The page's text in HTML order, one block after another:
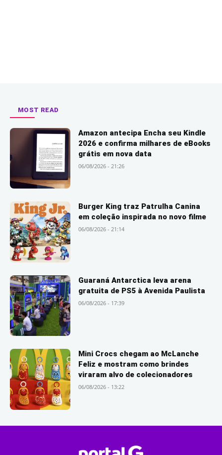
MOST READ
Amazon antecipa Encha seu Kindle
2026 e confirma milhares de eBooks
grátis em nova data
06/08/2026 - 21:26
Burger King traz Patrulha Canina
em coleção inspirada no novo filme
06/08/2026 - 21:14
Guaraná Antarctica leva arena
gratuita de PS5 à Avenida Paulista
06/08/2026 - 17:39
Mini Crocs chegam ao McLanche
Feliz e mostram como brindes
viraram alvo de colecionadores
06/08/2026 - 13:22